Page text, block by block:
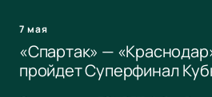
7 мая
«Спартак» —
пройдет Суперфинал